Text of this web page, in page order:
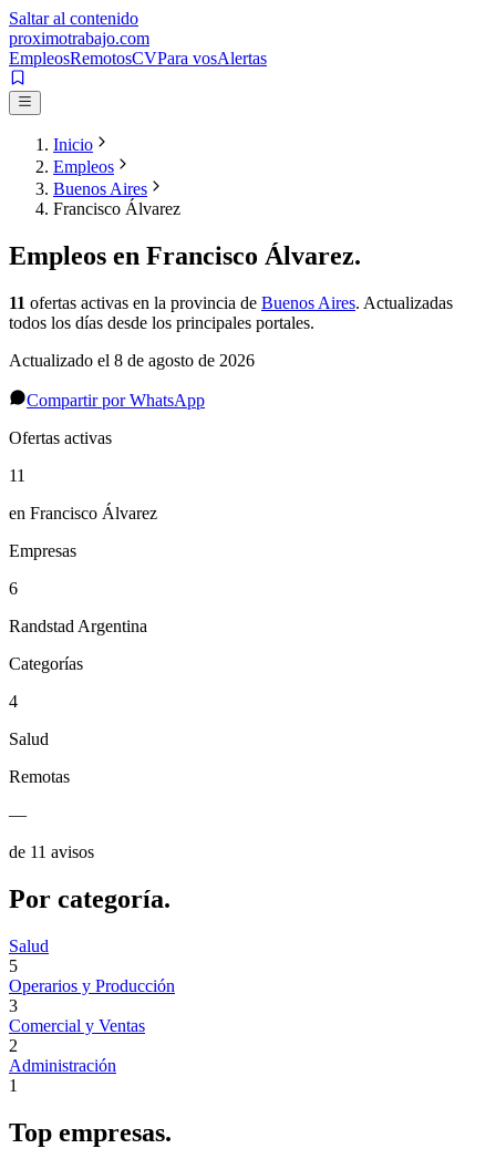
Saltar al contenido
proximotrabajo.com
EmpleosRemotosCVPara vosAlertas
Inicio
Empleos
Buenos Aires
Francisco Álvarez
Empleos en Francisco Álvarez.
11 ofertas activas en la provincia de Buenos Aires. Actualizadas
todos los días desde los principales portales.
Actualizado el 8 de agosto de 2026
Compartir por WhatsApp
Ofertas activas
11
en Francisco Álvarez
Empresas
6
Randstad Argentina
Categorías
4
Salud
Remotas
—
de 11 avisos
Por categoría.
Salud
5
Operarios y Producción
3
Comercial y Ventas
2
Administración
1
Top empresas.